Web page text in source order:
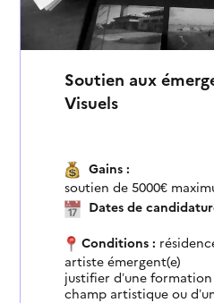
Soutien aux
Visuels
Gains :
soutien de 5000€
Dates de
Conditions :
artiste émergent(e)
justifier d’une
champ artistique ou